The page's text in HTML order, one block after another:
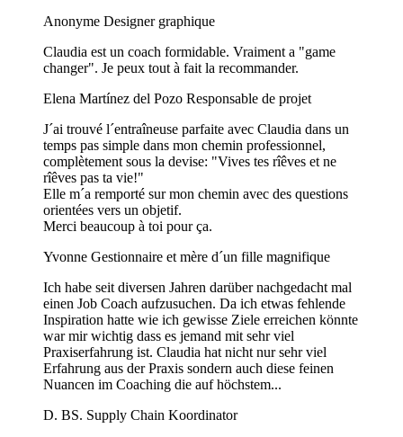
Anonyme Designer graphique
Claudia est un coach formidable. Vraiment a "game
changer". Je peux tout à fait la recommander.
Elena Martínez del Pozo Responsable de projet
J´ai trouvé l´entraîneuse parfaite avec Claudia dans un
temps pas simple dans mon chemin professionnel,
complètement sous la devise: "Vives tes rîêves et ne
rîêves pas ta vie!"
Elle m´a remporté sur mon chemin avec des questions
orientées vers un objetif.
Merci beaucoup à toi pour ça.
Yvonne Gestionnaire et mère d´un fille magnifique
Ich habe seit diversen Jahren darüber nachgedacht mal
einen Job Coach aufzusuchen. Da ich etwas fehlende
Inspiration hatte wie ich gewisse Ziele erreichen könnte
war mir wichtig dass es jemand mit sehr viel
Praxiserfahrung ist. Claudia hat nicht nur sehr viel
Erfahrung aus der Praxis sondern auch diese feinen
Nuancen im Coaching die auf höchstem...
D. BS. Supply Chain Koordinator